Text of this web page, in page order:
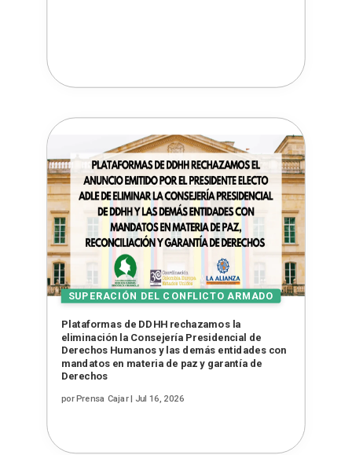
Plataformas de DDHH rechazamos la
eliminación la Consejería Presidencial de
Derechos Humanos y las demás entidades con
mandatos en materia de paz y garantía de
Derechos
porPrensa Cajar| Jul 16, 2026